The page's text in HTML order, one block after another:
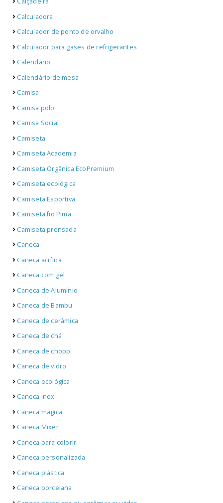
Calculadora
Calculador de ponto de orvalho
Calculador para gases de refrigerantes
Calendário
Calendário de mesa
Camisa
Camisa polo
Camisa Social
Camiseta
Camiseta Academia
Camiseta Orgânica EcoPremium
Camiseta ecológica
Camiseta Esportiva
Camiseta fio Pima
Camiseta prensada
Caneca
Caneca acrílica
Caneca com gel
Caneca de Alumínio
Caneca de Bambu
Caneca de cerâmica
Caneca de chá
Caneca de chopp
Caneca de vidro
Caneca ecológica
Caneca Inox
Caneca mágica
Caneca Mixer
Caneca para colorir
Caneca personalizada
Caneca plástica
Caneca porcelana